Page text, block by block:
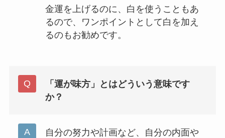
金運を上げるのに、白を使うこともあ
るので、ワンポイントとして白を加え
るのもお勧めです。
「運が味方」とはどういう意味です
か？
自分の努力や計画など、自分の内面や